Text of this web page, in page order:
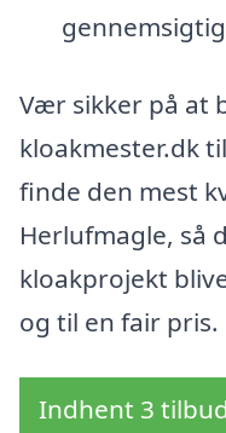
Vær sikker på at
kloakmester.dk
finde den mest
Herlufmagle, så
kloakprojekt
og til en fair pris.
Indhent 3